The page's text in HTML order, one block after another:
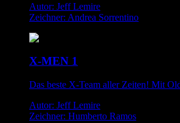
Autor: Jeff Lemire
Zeichner: Andrea Sorrentino
X-MEN 1
Das beste X-Team aller Zeiten! Mit
Autor: Jeff Lemire
Zeichner: Humberto Ramos